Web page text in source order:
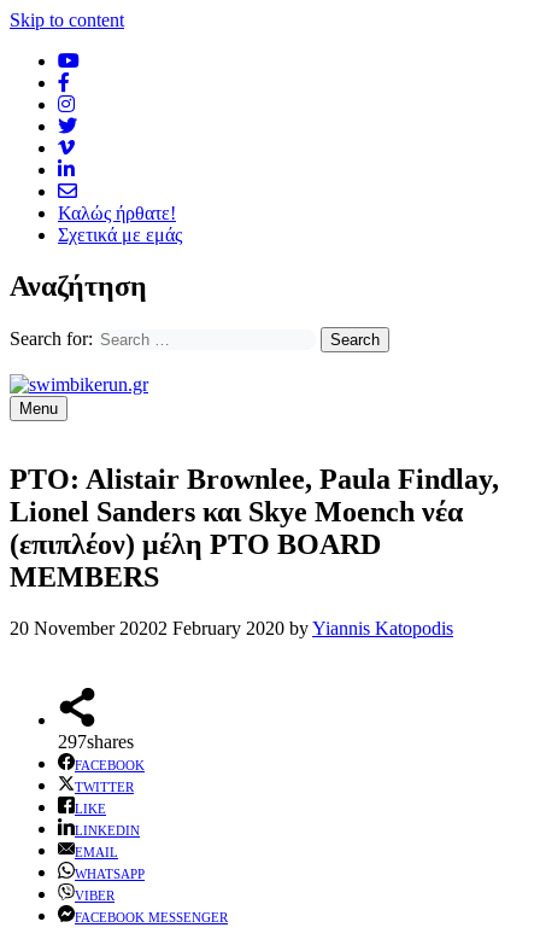
Skip to content
Καλώς ήρθατε!
Σχετικά με εμάς
Αναζήτηση
Search for:
Menu
PTO: Alistair Brownlee, Paula Findlay,
Lionel Sanders και Skye Moench νέα
(επιπλέον) μέλη PTO BOARD
MEMBERS
20 November 20202 February 2020 byYiannis Katopodis
297shares
FACEBOOK
TWITTER
LIKE
LINKEDIN
EMAIL
WHATSAPP
VIBER
FACEBOOK MESSENGER